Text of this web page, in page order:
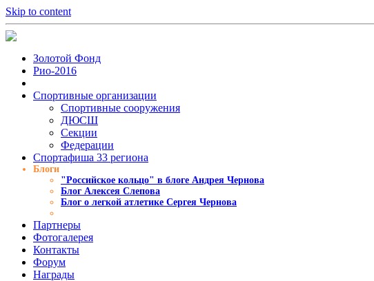
Skip to content
Золотой Фонд
Рио-2016
Спортивные организации
Cпортивные сооружения
ДЮСШ
Секции
Федерации
Спортафиша 33 региона
Блоги
"Российское кольцо" в блоге Андрея Чернова
Блог Алексея Слепова
Блог о легкой атлетике Сергея Чернова
Партнеры
Фотогалерея
Контакты
Форум
Награды